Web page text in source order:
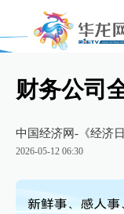
财务公司
中国经济网-《经济日
2026-05-12 06:30